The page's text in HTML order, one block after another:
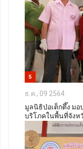
5
ธ.ค., 09 2564
มูลนิธิป่อเต็กตึ๊ง ม
บริโภคในพื้นที่จังห